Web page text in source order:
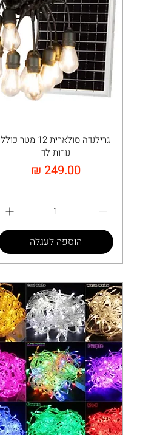
גרילנדה סולארית 12 מטר כולל
נורות לד
מחיר‏249.00 ‏₪
הוספה לעגלה